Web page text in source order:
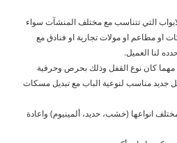
التي تتناسب مع مختلف المنشآت سواء
او مطاعم او مولات تجارية او فنادق مع
لنا العميل.
مهما كان نوع القفل وذلك بحرص وحرفية
جديد مناسب لنوعية الباب مع تبديل مسكات
انواعها (خشب، حديد، ألمينيوم) واعادة